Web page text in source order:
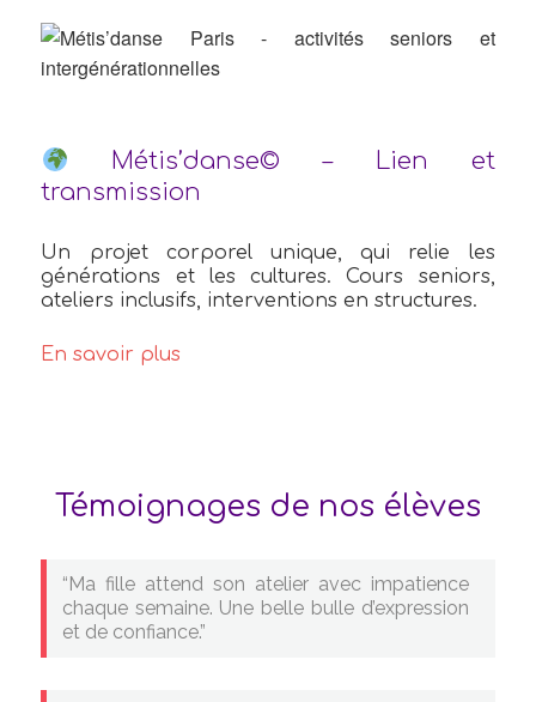
Métis’danse© – Lien et
transmission
Un projet corporel unique, qui relie les
générations et les cultures. Cours seniors,
ateliers inclusifs, interventions en structures.
En savoir plus
Témoignages de nos élèves
“Ma fille attend son atelier avec impatience
chaque semaine. Une belle bulle d’expression
et de confiance.”